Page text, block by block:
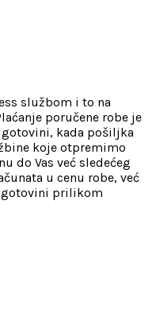
službom i to na
poručene robe je
kada pošiljka
koje otpremimo
do Vas već sledećeg
u cenu robe, već
gotovini prilikom